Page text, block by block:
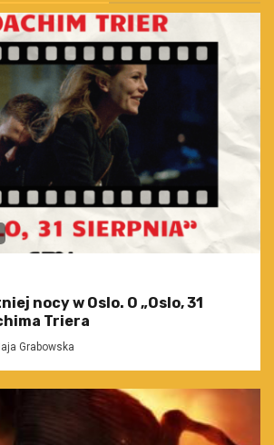
nocy w Oslo. O „Oslo, 31
Triera
Grabowska